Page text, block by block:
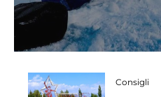
Consigli